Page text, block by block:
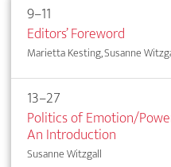
9–11
Editors’ Foreword
Marietta Kesting, Susanne
13–27
Politics of Emotion/
An Introduction
Susanne Witzgall